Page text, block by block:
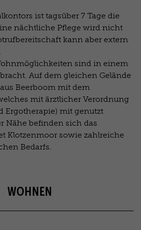
ist tagsüber 7 Tage die
nächtliche Pflege wird nicht
kann aber extern
sind in einem
Auf dem gleichen Gelände
Beerboom mit dem
mit ärztlicher Verordnung
Ergotherapie) mit genutzt
Nähe befinden sich das
Klotzenmoor sowie zahlreiche
Bedarfs.
WOHNEN